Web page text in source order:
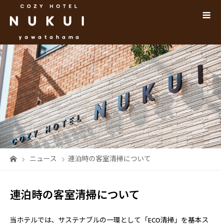
ニュース 連泊時の客室清掃について
連泊時の客室清掃について
当ホテルでは、サステナブルの一環として「ECO清掃」を基本ス